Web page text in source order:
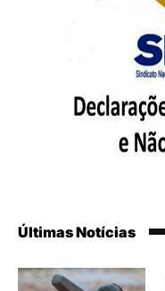
Últimas Notícias